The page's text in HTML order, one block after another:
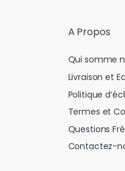
A Propos
Qui somme
Livraison et
Politique
Termes et
Questions
Contactez-